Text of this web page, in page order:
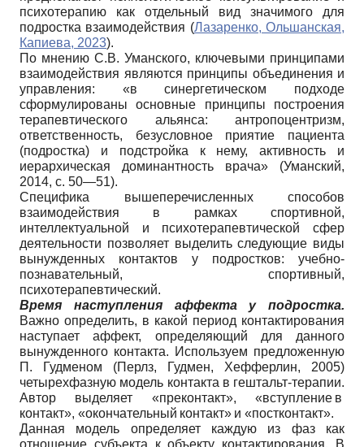
психотерапию как отдельный вид значимого для
подростка взаимодействия (Лазаренко, Ольшанская,
Капиева, 2023).
По мнению С.В. Уманского, ключевыми принципами
взаимодействия являются принципы объединения и
управления: «в синергетическом подходе
сформулированы основные принципы построения
терапевтического альянса: антропоцентризм,
ответственность, безусловное приятие пациента
(подростка) и подстройка к нему, активность и
иерархическая доминантность врача» (Уманский,
2014, с. 50—51).
Специфика вышеперечисленных способов
взаимодействия в рамках спортивной,
интеллектуальной и психотерапевтической сфер
деятельности позволяет выделить следующие виды
вынужденных контактов у подростков: учебно-
познавательный, спортивный,
психотерапевтический.
Время наступления аффекта у подростка.
Важно определить, в какой период контактирования
наступает аффект, определяющий для данного
вынужденного контакта. Используем предложенную
П. Гудменом (Перлз, Гудмен, Хефферлин, 2005)
четырехфазную модель контакта в гештальт-терапии.
Автор выделяет «преконтакт», «вступление в
контакт», «окончательный контакт» и «постконтакт».
Данная модель определяет каждую из фаз как
отношение субъекта к объекту контактирования. В